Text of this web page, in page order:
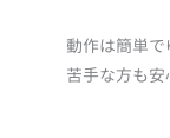
動作は簡単
苦手な方も安